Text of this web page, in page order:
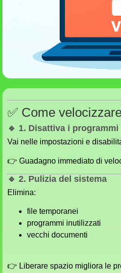
✅ Come
🔹 1. Disattiva i programmi
Vai nelle impostazioni e
👉 Guadagno immediato di
🔹 2. Pulizia del sistema
Elimina:
file temporanei
programmi inutilizzati
vecchi documenti
👉 Liberare spazio migliora le